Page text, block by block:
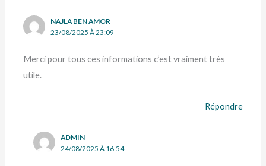
NAJLA BEN AMOR
23/08/2025 À 23:09
Merci pour tous ces informations c’est vraiment très
utile.
Répondre
ADMIN
24/08/2025 À 16:54